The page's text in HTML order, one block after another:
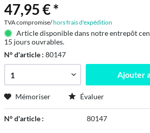
47,95 € *
TVA compromise/hors frais d'expédition
Article disponible dans notre entrepôt
15 jours ouvrables.
N° d'article : 80147
Ajouter
Mémoriser Évaluer
N° d'article : 80147